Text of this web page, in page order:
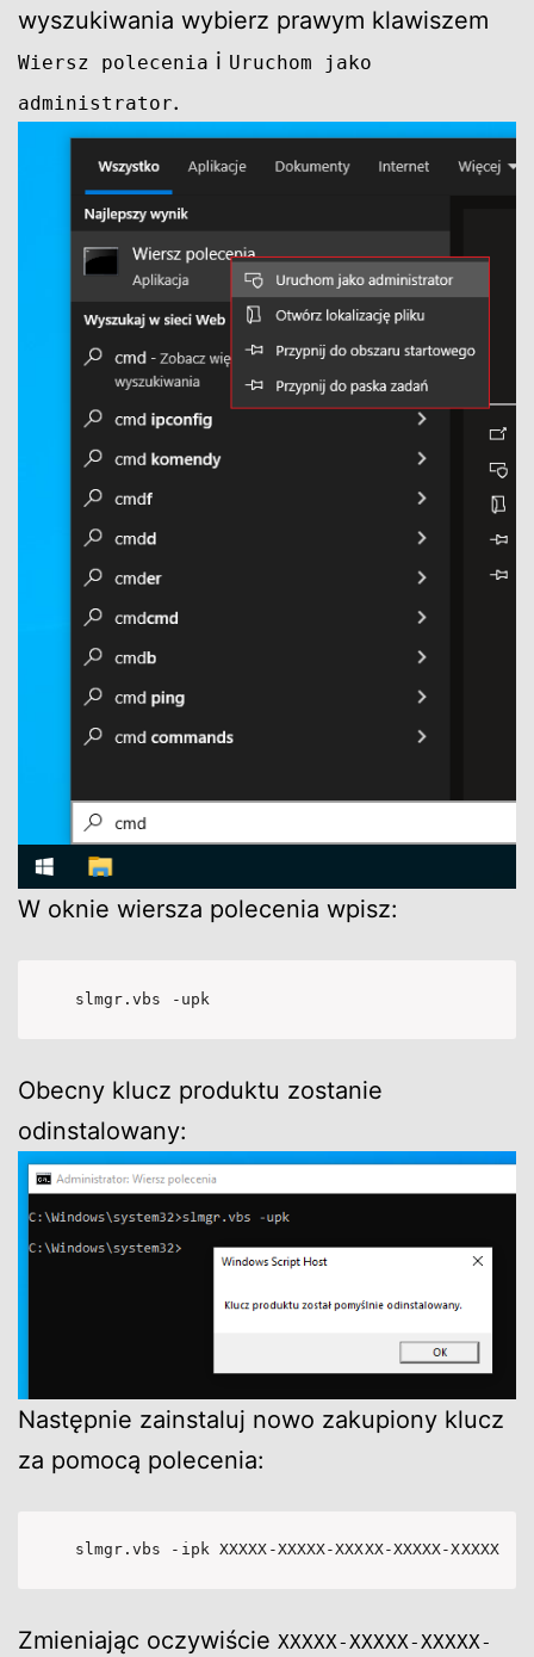
wyszukiwania wybierz prawym klawiszem
Wiersz polecenia i Uruchom jako
administrator.
W oknie wiersza polecenia wpisz:
slmgr.vbs -upk
Obecny klucz produktu zostanie
odinstalowany:
Następnie zainstaluj nowo zakupiony klucz
za pomocą polecenia:
slmgr.vbs -ipk XXXXX-XXXXX-XXXXX-XXXXX-XXXXX
Zmieniając oczywiście XXXXX-XXXXX-XXXXX-